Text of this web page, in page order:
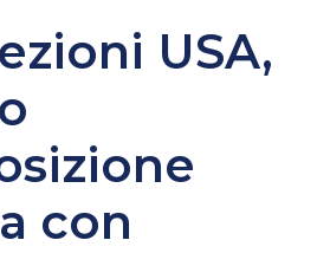
USA,
con